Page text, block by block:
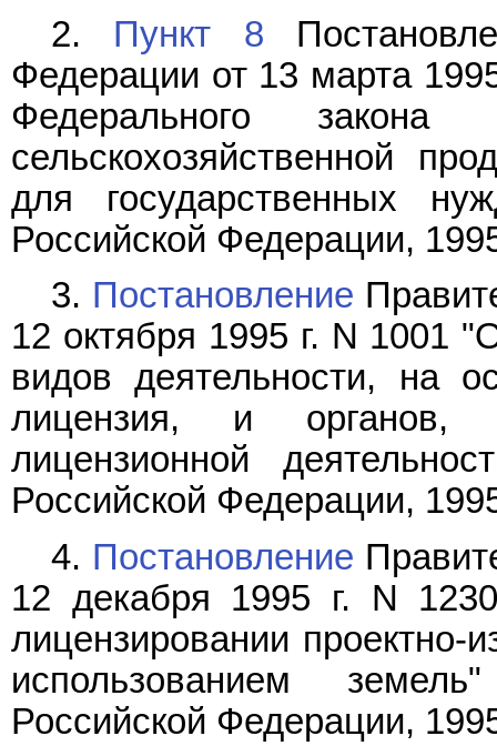
2. Пункт 8
Федерации от 13 марта
Федерального
сельскохозяйственной
для государственных
Российской Федерации,
3. Постановление
12 октября 1995 г. N 1001
видов деятельности, на
лицензия, и органов,
лицензионной
Российской Федерации,
4. Постановление
12 декабря 1995 г. N
лицензировании проектно-
использованием
Российской Федерации,